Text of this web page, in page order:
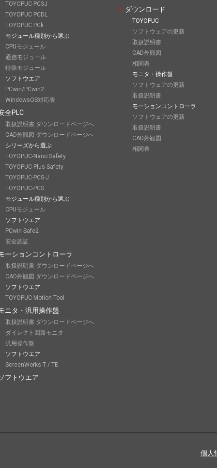
TOYOPUC PC3J
TOYOPUC PCDL
TOYOPUC PCk
モジュール種別から選ぶ
CPUモジュール
通信モジュール
特殊モジュール
ソフトウエア
PCwin/PCwin2
WindowsOS対応表
全PLC
取扱説明書 ダウンロードページへ
CAD外観図 ダウンロードページへ
シリーズから選ぶ
TOYOPUC-Nano Safety
TOYOPUC-Plus Safety
TOYOPUC-PCS-J
TOYOPUC-PCS
モジュール種別から選ぶ
CPUモジュール
ソフトウエア
PCwin-Safe2
安全認証
ーションコントローラ
取扱説明書 ダウンロードページへ
CAD外観図 ダウンロードページへ
ソフトウエア
TOYOPUC-Motion Tool
ニタ・汎用操作盤
取扱説明書 ダウンロードページへ
ダイレクト回路モニタ
汎用操作盤
ソフトウエア
ScreenWorks-T / TE
フトウエア
ダウンロード
TOYOPUC
ソフトウェアの更新
取扱説明書
CAD外観図
相関表
モニタ・操作盤
ソフトウェアの更新
取扱説明書
モーションコントローラ
ソフトウェアの更新
取扱説明書
CAD外観図
相関表
個人